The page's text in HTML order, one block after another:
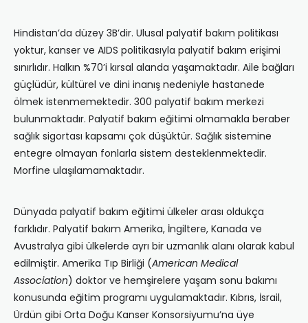
Hindistan’da düzey 3B’dir. Ulusal palyatif bakım politikası
yoktur, kanser ve AIDS politikasıyla palyatif bakım erişimi
sınırlıdır. Halkın %70’i kırsal alanda yaşamaktadır. Aile bağları
güçlüdür, kültürel ve dini inanış nedeniyle hastanede
ölmek istenmemektedir. 300 palyatif bakım merkezi
bulunmaktadır. Palyatif bakım eğitimi olmamakla beraber
sağlık sigortası kapsamı çok düşüktür. Sağlık sistemine
entegre olmayan fonlarla sistem desteklenmektedir.
Morfine ulaşılamamaktadır.
Dünyada palyatif bakım eğitimi ülkeler arası oldukça
farklıdır. Palyatif bakım Amerika, İngiltere, Kanada ve
Avustralya gibi ülkelerde ayrı bir uzmanlık alanı olarak kabul
edilmiştir. Amerika Tıp Birliği (American Medical
Association) doktor ve hemşirelere yaşam sonu bakımı
konusunda eğitim programı uygulamaktadır. Kıbrıs, İsrail,
Ürdün gibi Orta Doğu Kanser Konsorsiyumu’na üye